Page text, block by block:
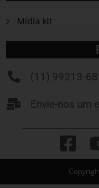
Mídia kit
(11) 99213-
Envie-nos um